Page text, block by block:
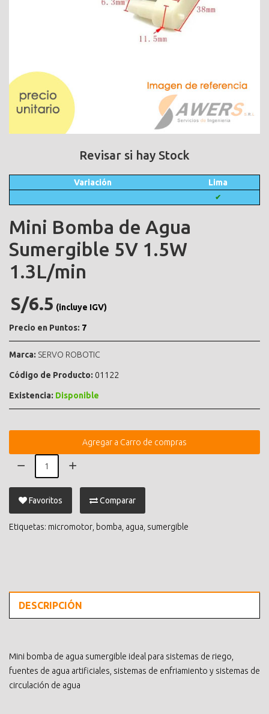
Revisar si hay Stock
Variación Lima
✔
Mini Bomba de Agua
Sumergible 5V 1.5W
1.3L/min
S/6.5 (incluye IGV)
Precio en Puntos: 7
Marca: SERVO ROBOTIC
Código de Producto: 01122
Existencia: Disponible
Agregar a Carro de compras
Favoritos Comparar
Etiquetas: micromotor bomba agua sumergible
DESCRIPCIÓN
Mini bomba de agua sumergible ideal para sistemas de riego,
fuentes de agua artificiales, sistemas de enfriamiento y sistemas de
circulación de agua